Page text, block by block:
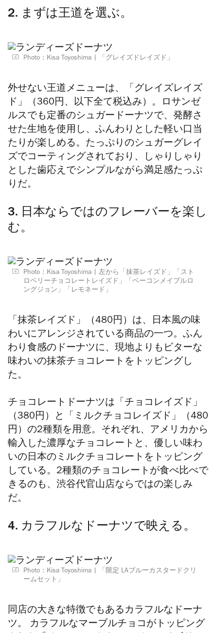
2. まずは王道を選ぶ。
Photo：Kisa Toyoshima 「グレイズドレイズド」
外せない王道メニューは、「グレイズレイズ
ド」（360円、以下全て税込み）。ロサンゼ
ルスでも定番のシュガードーナツで、発酵さ
せた生地を使用し、ふんわりとした軽い口当
たりが楽しめる。たっぷりのシュガーグレイ
ズでコーティングされており、しゃりしゃり
とした歯応えでシンプルながら満足感たっぷ
りだ。
3. 日本ならではのフレーバーを楽し
む。
Photo：Kisa Toyoshima
左から「抹茶レイズド」「スト
ロベリーチョコレートレイズド」「ベーコンメイプルロ
ングジョン」「レモネード」
「抹茶レイズド」（480円）は、
日本風の味
わいにアレンジされている商品の一つ。 ふん
わり食感のドーナツに、現地よりもビターな
味わいの抹茶チョコレートをトッピングし
た。
チョコレートドーナツは「チョコレイズド」
（380円）
と「ミルクチョコレイズド」
（480
円） の2種類を用意。それぞれ、アメリカから
輸入した濃厚なチョコレートと、優しい味わ
いの日本のミルクチョコレートをトッピング
している。2種類のチョコレートが食べ比べで
きるのも、渋谷代官山店ならではの楽しみ
だ。
4. カラフルなドーナツで映える。
Photo：Kisa Toyoshima
「限定 LAブルーカスタードクリ
ームセット」
同店の大きな特徴でもあるカラフルなドーナ
ツ。 カラフルなマーブルチョコがトッピング